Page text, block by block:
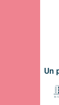
Un